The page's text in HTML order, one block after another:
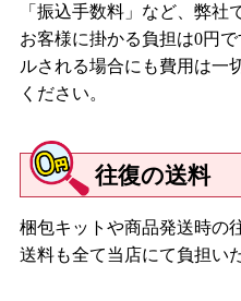
「振込手数料」など、弊社
お客様に掛かる負担は0円
ルされる場合にも費用は一
ください。
往復の送料
梱包キットや商品発送時の
送料も全て当店にて負担い